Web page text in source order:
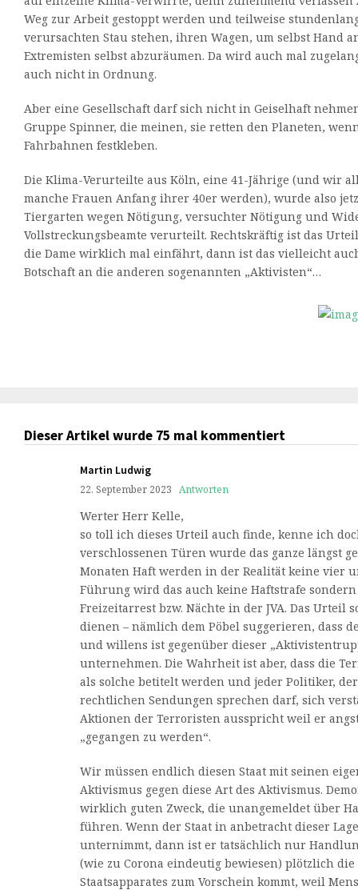
Weg zur Arbeit gestoppt werden und teilweise
verursachten Stau stehen, ihren Wagen, um selbst Hand
Extremisten selbst abzuräumen. Da wird auch mal
auch nicht in Ordnung.
Aber eine Gesellschaft darf sich nicht in Geiselhaft
Gruppe Spinner, die meinen, sie retten den Planeten,
Fahrbahnen festkleben.
Die Klima-Verurteilte aus Köln, eine 41-Jährige (und wir
manche Frauen Anfang ihrer 40er werden), wurde also
Tiergarten wegen Nötigung, versuchter Nötigung und
Vollstreckungsbeamte verurteilt. Rechtskräftig ist das
die Dame wirklich mal einfährt, dann ist das vielleicht
Botschaft an die anderen sogenannten „Aktivisten“…
Dieser Artikel wurde 75 mal kommentiert
Martin Ludwig
22. September 2023 Antworten
Werter Herr Kelle,
so toll ich dieses Urteil auch finde, kenne ich
verschlossenen Türen wurde das ganze längst
Monaten Haft werden in der Realität keine vier
Führung wird das auch keine Haftstrafe
Freizeitarrest bzw. Nächte in der JVA. Das Urteil
dienen – nämlich dem Pöbel suggerieren, dass
und willens ist gegenüber dieser
unternehmen. Die Wahrheit ist aber, dass die
als solche betitelt werden und jeder Politiker,
rechtlichen Sendungen sprechen darf, sich
Aktionen der Terroristen ausspricht weil er
„gegangen zu werden“.
Wir müssen endlich diesen Staat mit seinen
Aktivismus gegen diese Art des Aktivismus.
wirklich guten Zweck, die unangemeldet über
führen. Wenn der Staat in anbetracht dieser
unternimmt, dann ist er tatsächlich nur
(wie zu Corona eindeutig bewiesen) plötzlich die
Staatsapparates zum Vorschein kommt, weil